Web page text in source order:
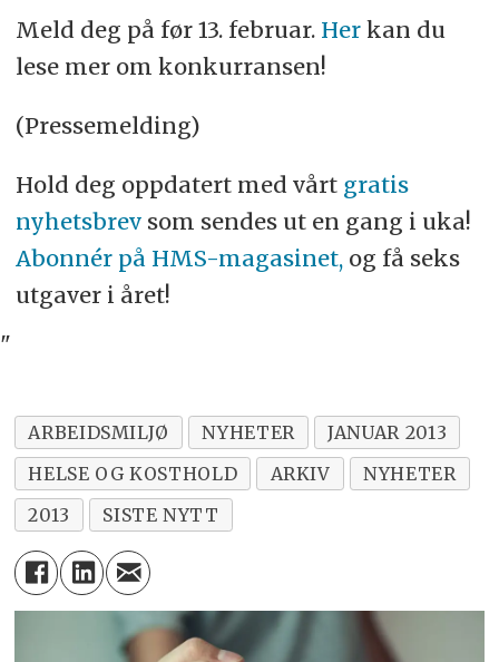
Meld deg på før 13. februar. Herkan du
lese mer om konkurransen!
(Pressemelding)
Hold deg oppdatert med vårt gratis
nyhetsbrevsom sendes ut en gang i uka!
Abonnér på HMS-magasinet, og få seks
utgaver i året!
"
ARBEIDSMILJØ NYHETER
JANUAR 2013
HELSE OG KOSTHOLD
ARKIV
NYHETER
2013
SISTE NYTT